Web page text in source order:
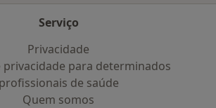
Serviço
Privacidade
privacidade para determinados
profissionais de saúde
Quem somos